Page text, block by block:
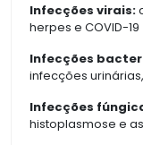
Infecções virais:
herpes e COVID-19
Infecções
infecções
Infecções
histoplasmose e